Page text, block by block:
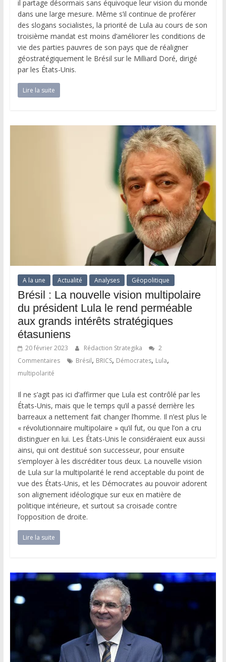
il partage désormais sans équivoque leur vision du monde
dans une large mesure. Même s’il continue de proférer
des slogans socialistes, la priorité de Lula au cours de son
troisième mandat est moins d’améliorer les conditions de
vie des parties pauvres de son pays que de réaligner
géostratégiquement le Brésil sur le Milliard Doré, dirigé
par les États-Unis.
Lire la suite
A la une Actualité Analyses Géopolitique
Brésil : La nouvelle vision multipolaire
du président Lula le rend perméable
aux grands intérêts stratégiques
étasuniens
20 février 2023 Rédaction Strategika
2
Commentaires
Brésil, BRICS, Démocrates, Lula,
multipolarité
Il ne s’agit pas ici d’affirmer que Lula est contrôlé par les
États-Unis, mais que le temps qu’il a passé derrière les
barreaux a nettement fait changer l’homme. Il n’est plus le
« révolutionnaire multipolaire » qu’il fut, ou que l’on a cru
distinguer en lui. Les États-Unis le considéraient eux aussi
ainsi, qui ont destitué son successeur, pour ensuite
s’employer à les discréditer tous deux. La nouvelle vision
de Lula sur la multipolarité le rend acceptable du point de
vue des États-Unis, et les Démocrates au pouvoir adorent
son alignement idéologique sur eux en matière de
politique intérieure, et surtout sa croisade contre
l’opposition de droite.
Lire la suite